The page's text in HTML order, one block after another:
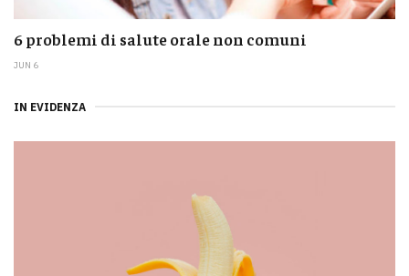
6 problemi di salute orale non comuni
JUN 6
IN EVIDENZA